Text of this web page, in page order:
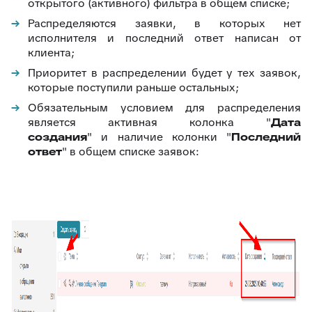
Google переводчик
открытого (активного) фильтра в общем списке;
Распределяются заявки, в которых нет
исполнителя и последний ответ написан от
клиента;
Приоритет в распределении будет у тех заявок,
которые поступили раньше остальных;
Обязательным условием для распределения
является активная колонка "Дата
создания" и наличие колонки "Последний
ответ" в общем списке заявок: